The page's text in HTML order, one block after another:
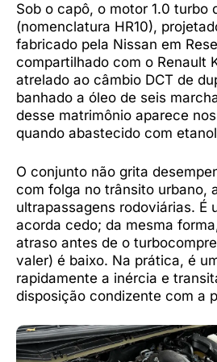
Sob o capô, o motor 1.0 turbo
(nomenclatura HR10),
fabricado pela Nissan em
compartilhado com o Renault
atrelado ao câmbio DCT de
banhado a óleo de seis
desse matrimônio aparece
quando abastecido com
O conjunto não grita
com folga no trânsito urbano,
ultrapassagens rodoviárias. É
acorda cedo; da mesma
atraso antes de o
valer) é baixo. Na prática, é
rapidamente a inércia e
disposição condizente com a